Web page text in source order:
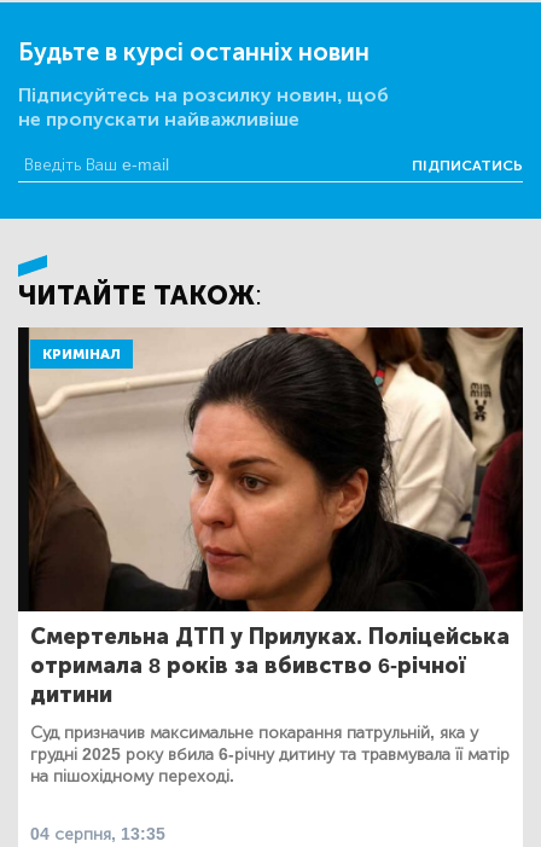
Будьте в курсі останніх новин
Підписуйтесь на розсилку новин, щоб
не пропускати найважливіше
ПІДПИСАТИСЬ
ЧИТАЙТЕ ТАКОЖ:
КРИМІНАЛ
Смертельна ДТП у Прилуках. Поліцейська
отримала 8 років за вбивство 6-річної
дитини
Суд призначив максимальне покарання патрульній, яка у
грудні 2025 року вбила 6-річну дитину та травмувала її матір
на пішохідному переході.
04 серпня, 13:35